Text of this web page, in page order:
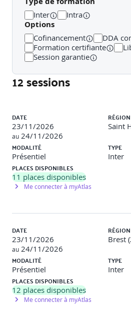
Ajuster sa communication
fonction des spécificités de
Développer une posture
Public concerné
Agents chargés d'accueil, toutes
d'accueillir du public dans le cadre
Prérequis
Aucune connaissance particulière
Méthodes et moyens
Mises en situation en lien avec le
Méthodes pédagogiques actives et
de théorie/pratique avec application
expériences des participants.
Modalités d'évaluation
Le formateur évalue la
Inter Intra
Options
Cofinancement
DDA
Formation certifiante
Session garantie
12 sessions
DATE
23/11/2026
au 24/11/2026
Saint
MODALITÉ
Présentiel
TYPE
Inter
PLACES DISPONIBLES
11 places disponibles
Me connecter à myAtlas
DATE
23/11/2026
au 24/11/2026
Brest
MODALITÉ
Présentiel
TYPE
Inter
PLACES DISPONIBLES
12 places disponibles
Me connecter à myAtlas